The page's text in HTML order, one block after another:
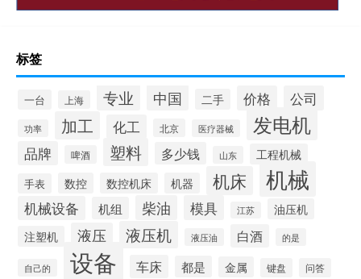
标签
一台 上海 专业 中国 二手 价格 公司
功率 加工 化工 北京 医疗器械 发电机
品牌 啤酒 塑料 多少钱 山东 工程机械
手表 数控 数控机床 机器 机床 机械
机械设备 机组 柴油 模具 江苏
油压机
注塑机
液压 液压机 液压油 白酒 的是
自己的 设备 车床 都是 金属 键盘 问答